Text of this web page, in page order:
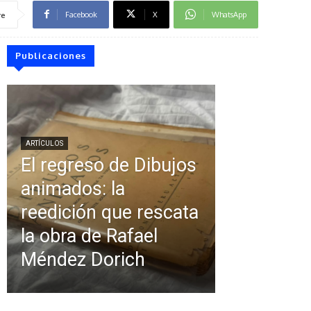
Facebook X WhatsApp
Publicaciones
ARTÍCULOS
El regreso de Dibujos
animados: la
reedición que rescata
la obra de Rafael
Méndez Dorich